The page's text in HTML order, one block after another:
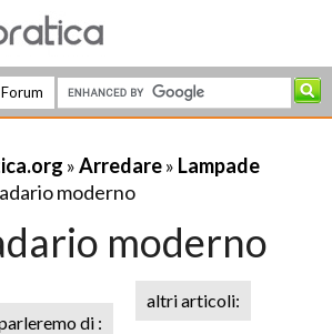
Forum
»Arredare» Lampade
moderno
moderno
di :
altri articoli: